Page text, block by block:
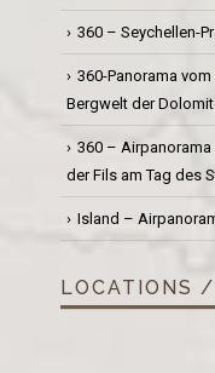
360 – Seychellen-
360-Panorama
Bergwelt der
360 –
der Fils am Tag des
Island –
LOCATIONS